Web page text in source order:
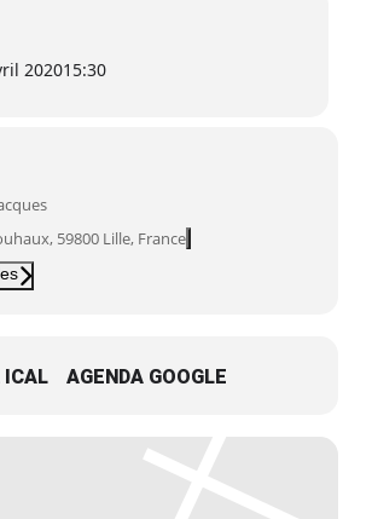
202015:30
59800 Lille, France
ICAL AGENDA GOOGLE